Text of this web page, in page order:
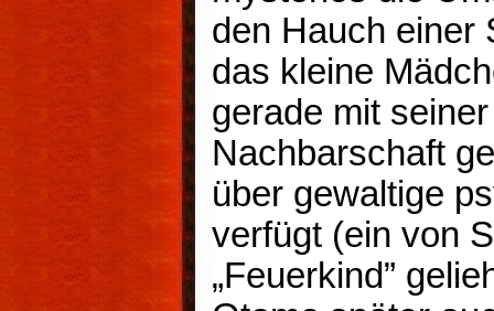
den Hauch einer
das kleine
gerade mit
Nachbarschaft
über gewaltige
verfügt (ein von
„Feuerkind”